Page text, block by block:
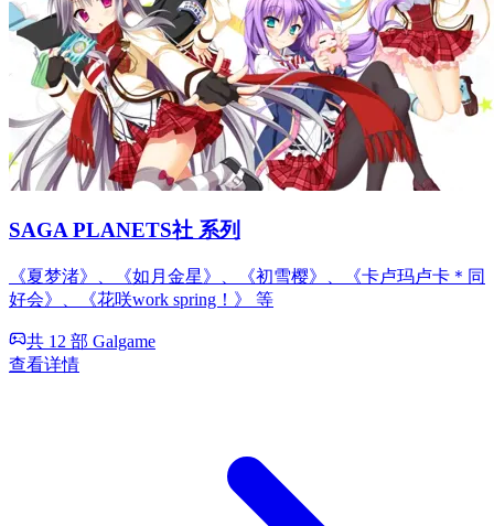
SAGA PLANETS社 系列
《夏梦渚》、《如月金星》、《初雪樱》、《卡卢玛卢卡＊同
好会》、《花咲work spring！》 等
共 12 部 Galgame
查看详情